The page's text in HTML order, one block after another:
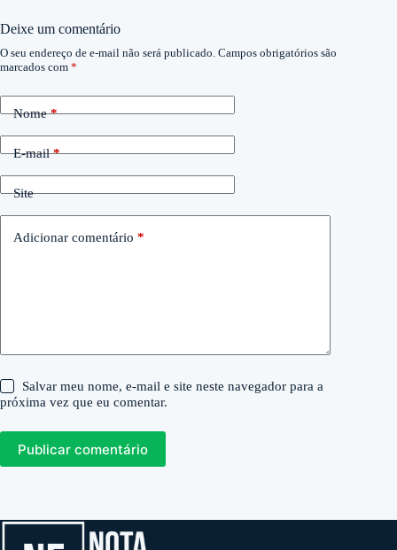
Deixe um comentário
O seu endereço de e-mail não será publicado. Campos obrigatórios são
marcados com *
Nome*
E-mail*
Site
Adicionar comentário *
Salvar meu nome, e-mail e site neste navegador para a
próxima vez que eu comentar.
Publicar comentário